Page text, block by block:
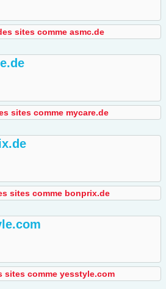
sites comme asmc.de
sites comme mycare.de
sites comme bonprix.de
sites comme yesstyle.com